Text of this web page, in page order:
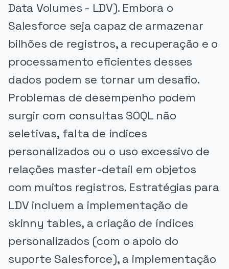
Data Volumes - LDV). Embora o
Salesforce seja capaz de armazenar
bilhões de registros, a recuperação e o
processamento eficientes desses
dados podem se tornar um desafio.
Problemas de desempenho podem
surgir com consultas SOQL não
seletivas, falta de índices
personalizados ou o uso excessivo de
relações master-detail em objetos
com muitos registros. Estratégias para
LDV incluem a implementação de
skinny tables, a criação de índices
personalizados (com o apoio do
suporte Salesforce), a implementação